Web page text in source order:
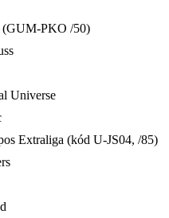
(GUM-PKO /50)
Universe
Extraliga (kód U-JS04, /85)